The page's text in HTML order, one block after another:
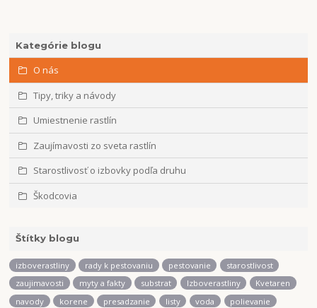
Kategórie blogu
O nás
Tipy, triky a návody
Umiestnenie rastlín
Zaujímavosti zo sveta rastlín
Starostlivosť o izbovky podľa druhu
Škodcovia
Štítky blogu
izboverastliny rady k pestovaniu pestovanie
starostlivost
zaujimavosti
myty a fakty substrat Izboverastliny
Kvetaren
navody
korene presadzanie listy voda
polievanie